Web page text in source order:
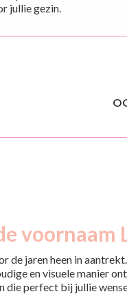
jullie gezin.
voornaam
de jaren heen in
en visuele manier
die perfect bij jullie